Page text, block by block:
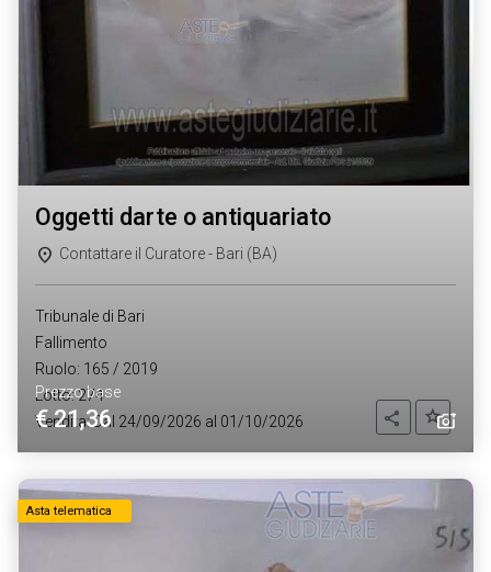
Prezzo base
€ 21,36
oggetti darte o antiquariato
Contattare il Curatore - Bari (BA)
Tribunale di Bari
Fallimento
Ruolo: 165 / 2019
Lotto: 274
Vendita: Dal 24/09/2026 al 01/10/2026
Condividi
Asta telematica